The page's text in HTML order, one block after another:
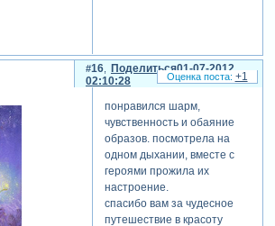
Поделиться
16
01-07-2012
02:10:28
понравился шарм,
чувственность и обаяние
образов. посмотрела на
одном дыхании, вместе с
героями прожила их
настроение.
спасибо вам за чудесное
путешествие в красоту
+1